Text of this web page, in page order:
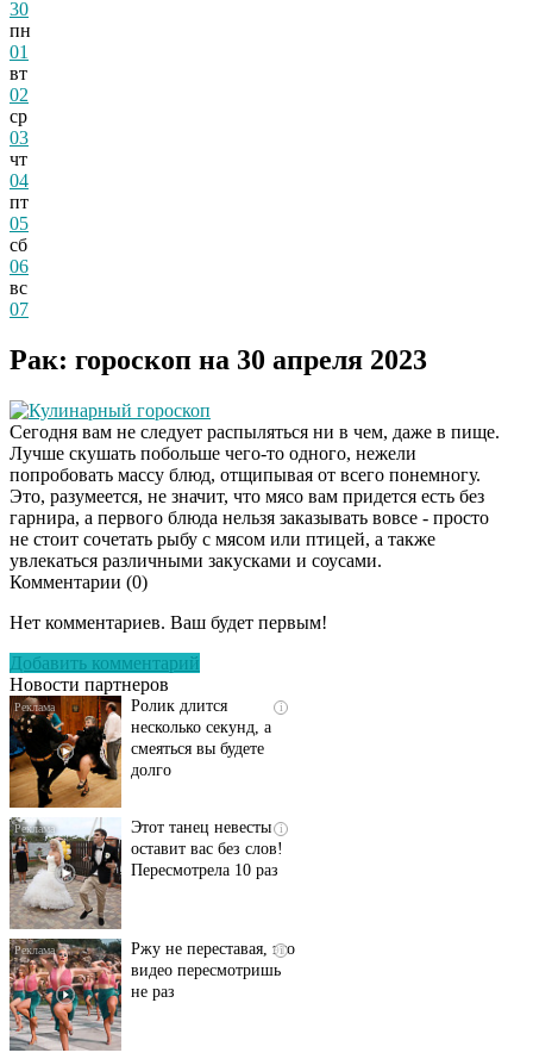
30
пн
01
вт
02
ср
03
чт
04
пт
05
сб
06
вс
07
Рак: гороскоп на 30 апреля 2023
Кулинарный гороскоп
Сегодня вам не следует распыляться ни в чем, даже в пище.
Лучше скушать побольше чего-то одного, нежели
попробовать массу блюд, отщипывая от всего понемногу.
Это, разумеется, не значит, что мясо вам придется есть без
гарнира, а первого блюда нельзя заказывать вовсе - просто
не стоит сочетать рыбу с мясом или птицей, а также
увлекаться различными закусками и соусами.
Комментарии (0)
Нет комментариев. Ваш будет первым!
Добавить комментарий
Новости партнеров
Скрытая камера на
люди вытворяют, когда
i
Ролик длится
несколько секунд, а
смеяться вы будете
долго
i
Этот танец невесты
оставит вас без слов!
Пересмотрела 10 раз
i
Ржу не переставая, это
видео пересмотришь
не раз